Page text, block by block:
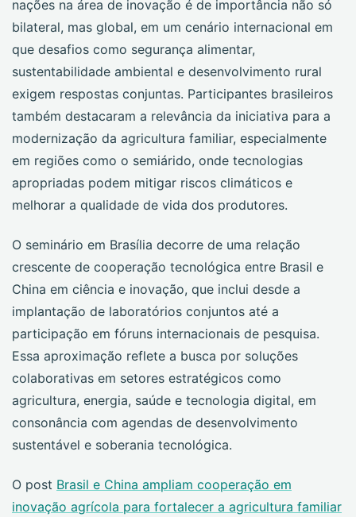
nações na área de inovação é de importância não só
bilateral, mas global, em um cenário internacional em
que desafios como segurança alimentar,
sustentabilidade ambiental e desenvolvimento rural
exigem respostas conjuntas. Participantes brasileiros
também destacaram a relevância da iniciativa para a
modernização da agricultura familiar, especialmente
em regiões como o semiárido, onde tecnologias
apropriadas podem mitigar riscos climáticos e
melhorar a qualidade de vida dos produtores.
O seminário em Brasília decorre de uma relação
crescente de cooperação tecnológica entre Brasil e
China em ciência e inovação, que inclui desde a
implantação de laboratórios conjuntos até a
participação em fóruns internacionais de pesquisa.
Essa aproximação reflete a busca por soluções
colaborativas em setores estratégicos como
agricultura, energia, saúde e tecnologia digital, em
consonância com agendas de desenvolvimento
sustentável e soberania tecnológica.
O post Brasil e China ampliam cooperação em
inovação agrícola para fortalecer a agricultura familiar